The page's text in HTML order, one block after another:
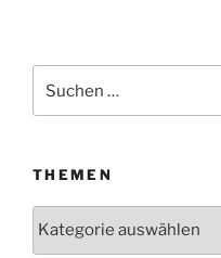
nach:
THEMEN
Themen